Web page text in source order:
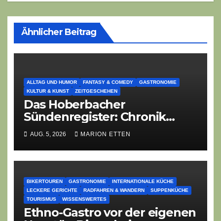
Ähnlicher Beitrag
ALLTAG UND HUMOR FANTASY & COMEDY
GASTRONOMIE
KULTUR & KUNST
ZEITGESCHEHEN
Das Hoberbacher
Sündenregister: Chronik
eines angekündigten
Dorffest-Debakels
AUG. 5, 2026 MARION ETTEN
BIKERTOUREN GASTRONOMIE
INTERNATIONALE KÜCHE
LECKERE GERICHTE
RADFAHREN & WANDERN
SUPPENKÜCHE
TOURISMUS
WISSENSWERTES
Ethno-Gastro vor der eigenen